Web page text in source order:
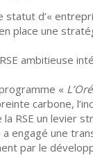
statut d’«
place une
ambitieuse
«
carbone,
RSE un levier
engagé une
par le